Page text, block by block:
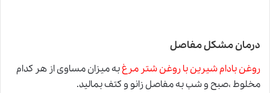
درمان مشکل مفاصل
روغن بادام شیرین با روغن شتر مرغبه میزان مساوی از هر کدام
مخلوط ،صبح و شب به مفاصل زانو و کتف بمالید.